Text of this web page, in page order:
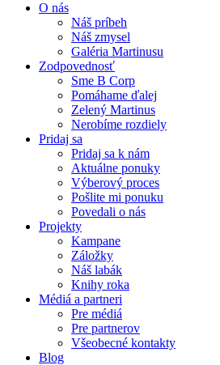
O nás
Náš príbeh
Náš zmysel
Galéria Martinusu
Zodpovednosť
Sme B Corp
Pomáhame ďalej
Zelený Martinus
Nerobíme rozdiely
Pridaj sa
Pridaj sa k nám
Aktuálne ponuky
Výberový proces
Pošlite mi ponuku
Povedali o nás
Projekty
Kampane
Záložky
Náš labák
Knihy roka
Médiá a partneri
Pre médiá
Pre partnerov
Všeobecné kontakty
Blog